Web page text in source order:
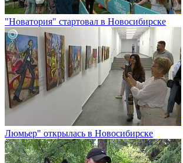
"Новатория" стартовал в Новосибирске
Люмьер" открылась в Новосибирске